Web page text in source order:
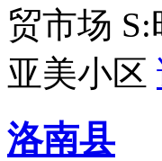
贸市场
亚美小区
洛南县